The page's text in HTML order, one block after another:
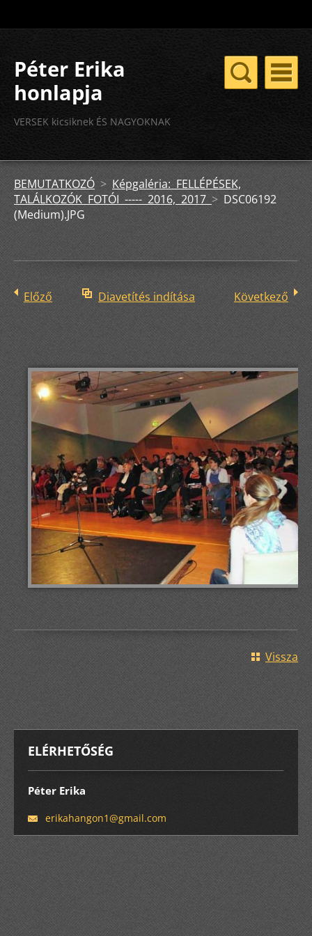
Péter Erika
honlapja
VERSEK kicsiknek ÉS NAGYOKNAK
BEMUTATKOZÓ >Képgaléria: FELLÉPÉSEK,
TALÁLKOZÓK FOTÓI ----- 2016, 2017 > DSC06192
(Medium).JPG
Előző Diavetítés indítása Következő
Vissza
ELÉRHETŐSÉG
Péter Erika
erikahangon1@gmail.com